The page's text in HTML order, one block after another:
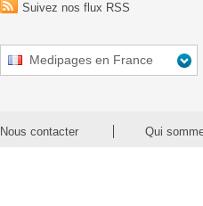
Suivez nos flux RSS
Medipages en France
Nous contacter Qui